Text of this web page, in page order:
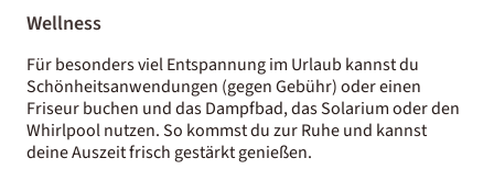
Wellness
Für besonders viel Entspannung im Urlaub kannst du
Schönheitsanwendungen (gegen Gebühr) oder einen
Friseur buchen und das Dampfbad, das Solarium oder den
Whirlpool nutzen. So kommst du zur Ruhe und kannst
deine Auszeit frisch gestärkt genießen.